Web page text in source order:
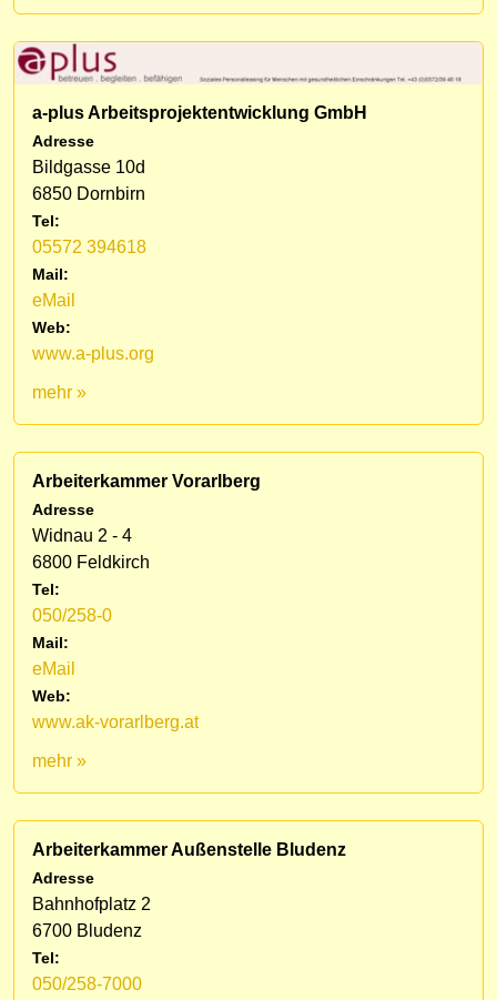
a-plus Arbeitsprojektentwicklung GmbH
Adresse
Bildgasse 10d
6850 Dornbirn
Tel:
05572 394618
Mail:
eMail
Web:
www.a-plus.org
mehr »
Arbeiterkammer Vorarlberg
Adresse
Widnau 2 - 4
6800 Feldkirch
Tel:
050/258-0
Mail:
eMail
Web:
www.ak-vorarlberg.at
mehr »
Arbeiterkammer Außenstelle Bludenz
Adresse
Bahnhofplatz 2
6700 Bludenz
Tel:
050/258-7000